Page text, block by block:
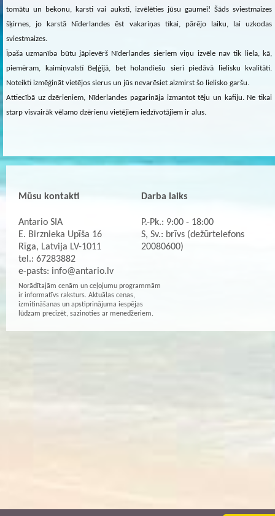
tomātu un bekonu, karsti vai auksti, izvēlēties jūsu gaumei! Šāds sviestmaizes
šķirnes, jo karstā Nīderlandes ēst vakariņas tikai, pārējo laiku, lai uzkodas
sviestmaizes.
Īpaša uzmanība būtu jāpievērš Nīderlandes sieriem viņu izvēle nav tik liela, kā,
piemēram, kaimiņvalstī Beļģijā, bet holandiešu sieri piedāvā lielisku kvalitāti.
Noteikti izmēģināt vietējos sierus un jūs nevarēsiet aizmirst šo lielisko garšu.
Attiecībā uz dzērieniem, Nīderlandes pagarināja izmantot tēju un kafiju. Ne tikai
starp visvairāk vēlamo dzērienu vietējiem iedzīvotājiem ir alus.
Mūsu kontakti
Antario SIA
E. Birznieka Upīša 16
Rīga, Latvija LV-1011
tel.: 67283882
e-pasts: info@antario.lv
Darba laiks
P.-Pk.: 9:00 - 18:00
S, Sv.: brīvs (dežūrtelefons
20080600)
Norādītajām cenām un ceļojumu programmām
ir informatīvs raksturs. Aktuālas cenas,
izmitināšanas un apstiprinājuma iespējas
lūdzam precizēt, sazinoties ar menedžeriem.